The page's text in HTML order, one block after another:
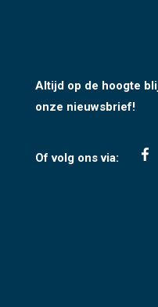
Altijd op de hoogte
onze nieuwsbrief!
Of volg ons via: